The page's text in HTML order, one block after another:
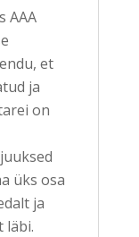
AAA
et
ja
on
üks osa
ja
läbi.